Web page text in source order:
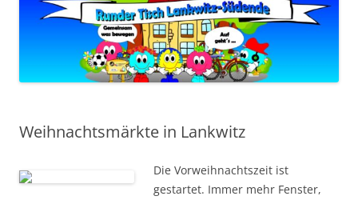
Weihnachtsmärkte in Lankwitz
Die Vorweihnachtszeit ist
gestartet. Immer mehr Fenster,